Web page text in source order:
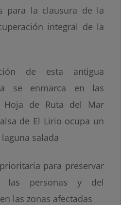
para la clausura de la
integral de la
de esta antigua
se enmarca en las
Hoja de Ruta del Mar
de El Lirio ocupa un
salada
para preservar
las personas y del
las zonas afectadas